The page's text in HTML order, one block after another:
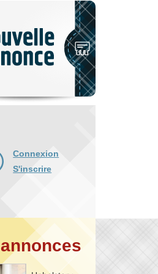
Connexion
S'inscrire
annonces